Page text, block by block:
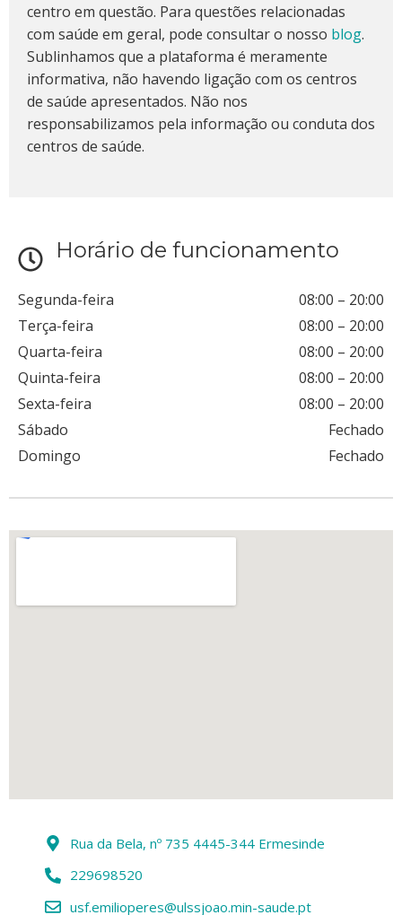
Horário de funcionamento
Segunda-feira 08:00 – 20:00
Terça-feira
08:00 – 20:00
Quarta-feira
08:00 – 20:00
Quinta-feira
08:00 – 20:00
Sexta-feira
08:00 – 20:00
Sábado
Fechado
Domingo
Fechado
centro em questão. Para questões relacionadas
com saúde em geral, pode consultar o nosso blog.
Sublinhamos que a plataforma é meramente
informativa, não havendo ligação com os centros
de saúde apresentados. Não nos
responsabilizamos pela informação ou conduta dos
centros de saúde.
Rua da Bela, nº 735 4445-344 Ermesinde
229698520
usf.emilioperes@ulssjoao.min-saude.pt